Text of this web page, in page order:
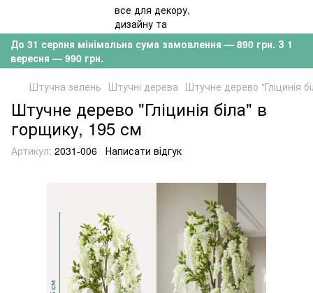
До 31 серпня мінімальна сума замовлення — 890 грн. З 1
вересня — 990 грн.
Штучна зелень Штучні дерева Штучне дерево "Гліцинія
Штучне дерево "Гліцинія біла" в
горщику, 195 см
Артикул: 2031-006 Написати відгук